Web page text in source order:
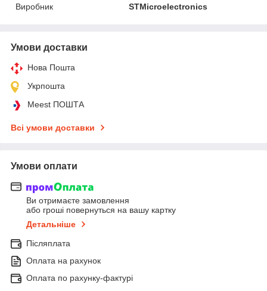
Виробник
STMicroelectronics
Умови доставки
Нова Пошта
Укрпошта
Meest ПОШТА
Всі умови доставки
Умови оплати
Ви отримаєте замовлення
або гроші повернуться на вашу картку
Детальніше
Післяплата
Оплата на рахунок
Оплата по рахунку-фактурі